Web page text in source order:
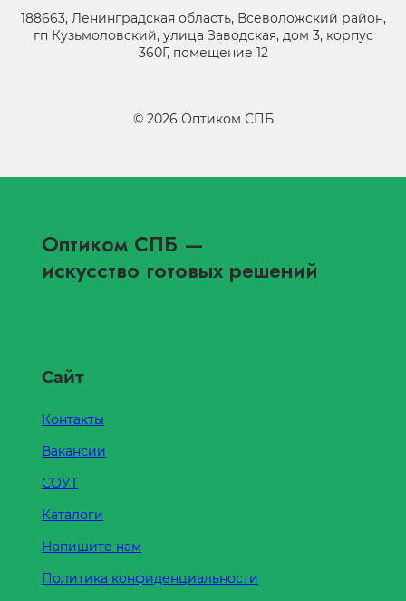
188663, Ленинградская область, Всеволожский район,
гп Кузьмоловский, улица Заводская, дом 3, корпус
360Г, помещение 12
© 2026 Оптиком СПБ
Оптиком СПБ —
искусство готовых решений
Сайт
Контакты
Вакансии
СОУТ
Каталоги
Напишите нам
Политика конфиденциальности